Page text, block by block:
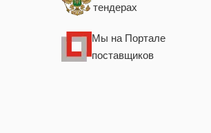
тендерах
Мы на Портале
поставщиков